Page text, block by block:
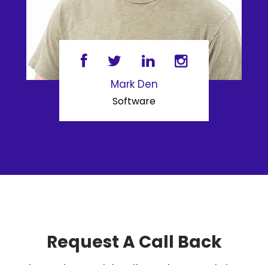
Mark Den
Software
Request A Call Back